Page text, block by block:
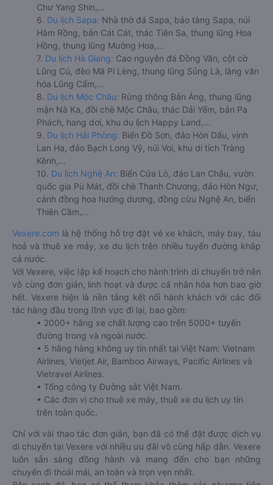
Chư Yang Shin,...
6. Du lịch Sapa: Nhà thờ đá Sapa, bảo tàng Sapa, núi
Hàm Rồng, bản Cát Cát, thác Tiên Sa, thung lũng Hoa
Hồng, thung lũng Mường Hoa,...
7. Du lịch Hà Giang: Cao nguyên đá Đồng Văn, cột cờ
Lũng Cú, đèo Mã Pí Lèng, thung lũng Sủng Là, làng văn
hóa Lũng Cẩm,...
8. Du lịch Mộc Châu: Rừng thông Bản Áng, thung lũng
mận Nà Ka, đồi chè Mộc Châu, thác Dải Yếm, bản Pa
Phách, hang dơi, khu du lịch Happy Land,...
9. Du lịch Hải Phòng: Biển Đồ Sơn, đảo Hòn Dấu, vịnh
Lan Hạ, đảo Bạch Long Vỹ, núi Voi, khu di tích Tràng
Kênh,...
10. Du lịch Nghệ An: Biển Cửa Lò, đảo Lan Châu, vườn
quốc gia Pù Mát, đồi chè Thanh Chương, đảo Hòn Ngư,
cánh đồng hoa hướng dương, đồng cừu Nghệ An, biển
Thiên Cầm,...
Vexere.com là hệ thống hỗ trợ đặt vé xe khách, máy bay, tàu
hoả và thuê xe máy, xe du lịch trên nhiều tuyến đường khắp
cả nước.
Với Vexere, việc lập kế hoạch cho hành trình di chuyển trở nên
vô cùng đơn giản, linh hoạt và được cá nhân hóa hơn bao giờ
hết. Vexere hiện là nền tảng kết nối hành khách với các đối
tác hàng đầu trong lĩnh vực đi lại, bao gồm:
• 2000+ hãng xe chất lượng cao trên 5000+ tuyến
đường trong và ngoài nước.
• 5 hãng hàng không uy tín nhất tại Việt Nam: Vietnam
Airlines, Vietjet Air, Bamboo Airways, Pacific Airlines và
Vietravel Airlines.
• Tổng công ty Đường sắt Việt Nam.
• Các đơn vị cho thuê xe máy, thuê xe du lịch uy tín
trên toàn quốc.
Chỉ với vài thao tác đơn giản, bạn đã có thể đặt được dịch vụ
di chuyển tại Vexere với nhiều ưu đãi vô cùng hấp dẫn. Vexere
luôn sẵn sàng đồng hành và mang đến cho bạn những
chuyến đi thoải mái, an toàn và trọn vẹn nhất.